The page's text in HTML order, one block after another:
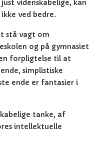
videnskabelige, kan
ved bedre.
stå vagt om
og på gymnasiet
forpligtelse til at
simplistiske
ende er fantasier i
tanke, af
intellektuelle